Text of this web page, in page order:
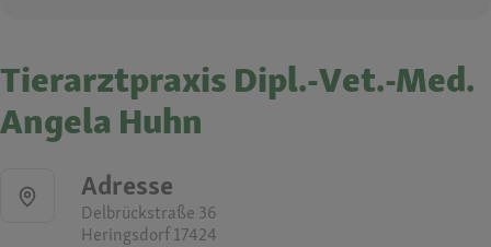
Tierarztpraxis Dipl.-Vet.-Med.
Angela Huhn
Adresse
Delbrückstraße 36
Heringsdorf 17424